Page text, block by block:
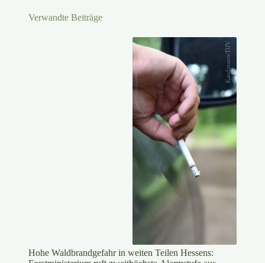
Verwandte Beiträge
Kaufmann/DJV
Hohe Waldbrandgefahr in weiten Teilen Hessens: